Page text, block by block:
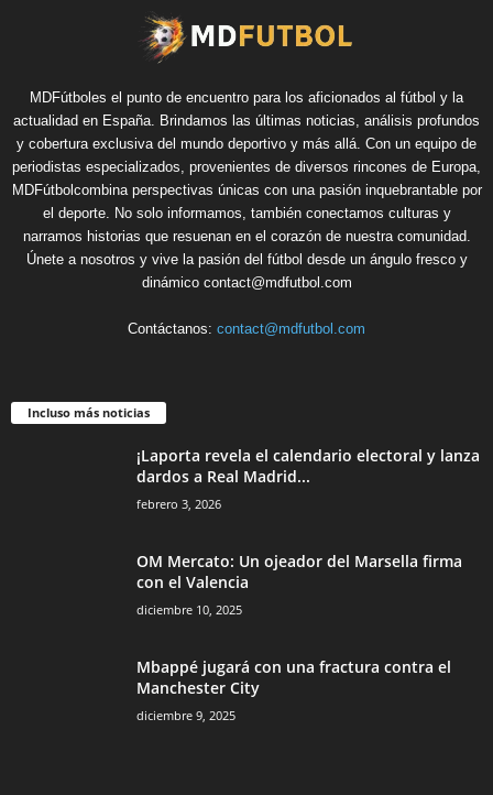
MDFútboles el punto de encuentro para los aficionados al fútbol y la
actualidad en España. Brindamos las últimas noticias, análisis profundos
y cobertura exclusiva del mundo deportivo y más allá. Con un equipo de
periodistas especializados, provenientes de diversos rincones de Europa,
MDFútbolcombina perspectivas únicas con una pasión inquebrantable por
el deporte. No solo informamos, también conectamos culturas y
narramos historias que resuenan en el corazón de nuestra comunidad.
Únete a nosotros y vive la pasión del fútbol desde un ángulo fresco y
dinámico contact@mdfutbol.com
Contáctanos: contact@mdfutbol.com
Incluso más noticias
¡Laporta revela el calendario electoral y lanza
dardos a Real Madrid...
febrero 3, 2026
OM Mercato: Un ojeador del Marsella firma
con el Valencia
diciembre 10, 2025
Mbappé jugará con una fractura contra el
Manchester City
diciembre 9, 2025